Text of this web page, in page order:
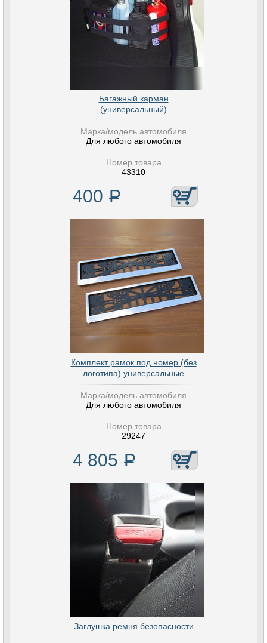
Багажный карман
(универсальный)
Марка/модель автомобиля
Для любого автомобиля
Номер товара
43310
400 Р
Комплект рамок под номер (без
логотипа) универсальные
Марка/модель автомобиля
Для любого автомобиля
Номер товара
29247
4 805 Р
Заглушка ремня безопасности